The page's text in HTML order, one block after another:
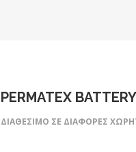
PERMATEX
ΔΙΑΘΕΣΙΜΟ ΣΕ ΔΙΑΦΟΡΕΣ